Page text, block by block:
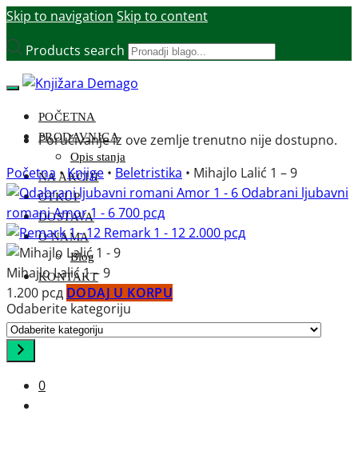
Skip to navigation Skip to content
Products search
POČETNA
PRODAVNICA
Opis stanja
NA AKCIJI
OTKUP
DOSTAVA
O NAMA
Blog
KONTAKT
Odaberite kategoriju
0
Poručivanje iz ove zemlje trenutno nije dostupno.
Početna •Knjige • Beletristika • Mihajlo Lalić 1 – 9
Odabrani ljubavni
romani Amor 1 - 6700 рсд
Remark 1 - 122.000 рсд
Mihajlo Lalić 1 – 9
1.200 рсд DODAJ U KORPU